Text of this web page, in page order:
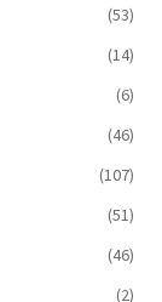
(53)
(14)
(6)
(46)
(107)
(51)
(46)
(2)